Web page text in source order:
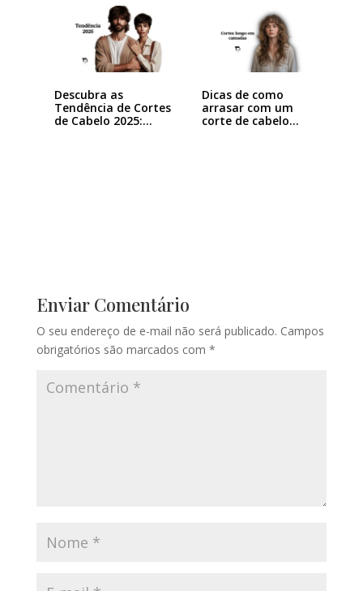
Descubra as
Tendência de Cortes
de Cabelo 2025:…
Dicas de como
arrasar com um
corte de cabelo…
Enviar Comentário
O seu endereço de e-mail não será publicado. Campos
obrigatórios são marcados com *